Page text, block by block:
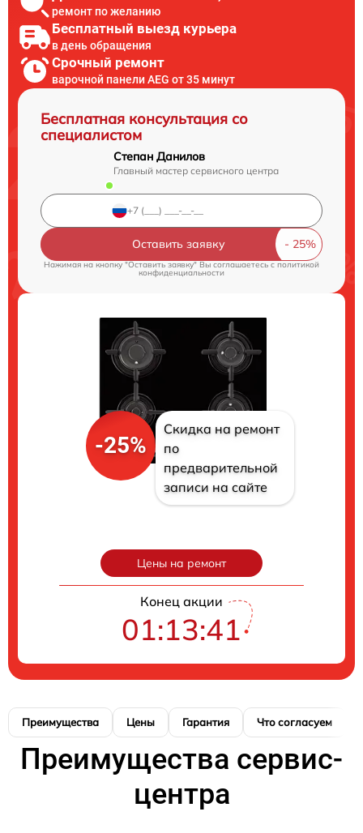
ремонт по желанию
Бесплатный выезд курьера
в день обращения
Срочный ремонт
варочной панели AEG от 35 минут
Бесплатная консультация со
специалистом
Степан Данилов
Главный мастер сервисного центра
Оставить заявку
Нажимая на кнопку "Оставить заявку" Вы соглашаетесь cполитикой
конфиденциальности
-25%
Скидка на ремонт
по
предварительной
записи на сайте
Цены на ремонт
Конец акции
01:13:40
Преимущества Цены Гарантия Что согласуем
Преимущества сервис-
центра